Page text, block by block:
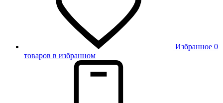
Избранное 0
товаров в избранном